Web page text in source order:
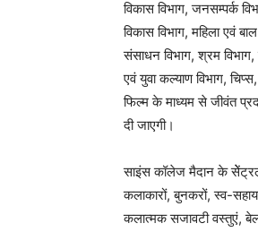
विकास विभाग, जनसम्पर्क
विकास विभाग, महिला एवं
संसाधन विभाग, श्रम विभाग,
एवं युवा कल्याण विभाग,
फिल्म के माध्यम से जीवंत
दी जाएगी।
साइंस कॉलेज मैदान के सेेंट्रल
कलाकारों, बुनकरों, स्व-
कलात्मक सजावटी वस्तुएं,